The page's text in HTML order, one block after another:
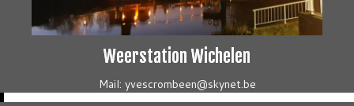
Weerstation Wichelen
Mail: yvescrombeen@skynet.be